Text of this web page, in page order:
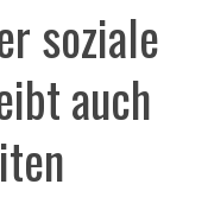
soziale
auch